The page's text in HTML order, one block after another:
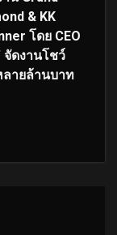
& KK
โดย CEO
จัดงานโชว์
ลายล้านบาท